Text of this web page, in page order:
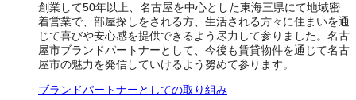
創業して50年以上、名古屋を中心とした東海三県にて地域密
着営業で、部屋探しをされる方、生活される方々に住まいを通
じて喜びや安心感を提供できるよう尽力して参りました。名古
屋市ブランドパートナーとして、今後も賃貸物件を通じて名古
屋市の魅力を発信していけるよう努めて参ります。
ブランドパートナーとしての取り組み